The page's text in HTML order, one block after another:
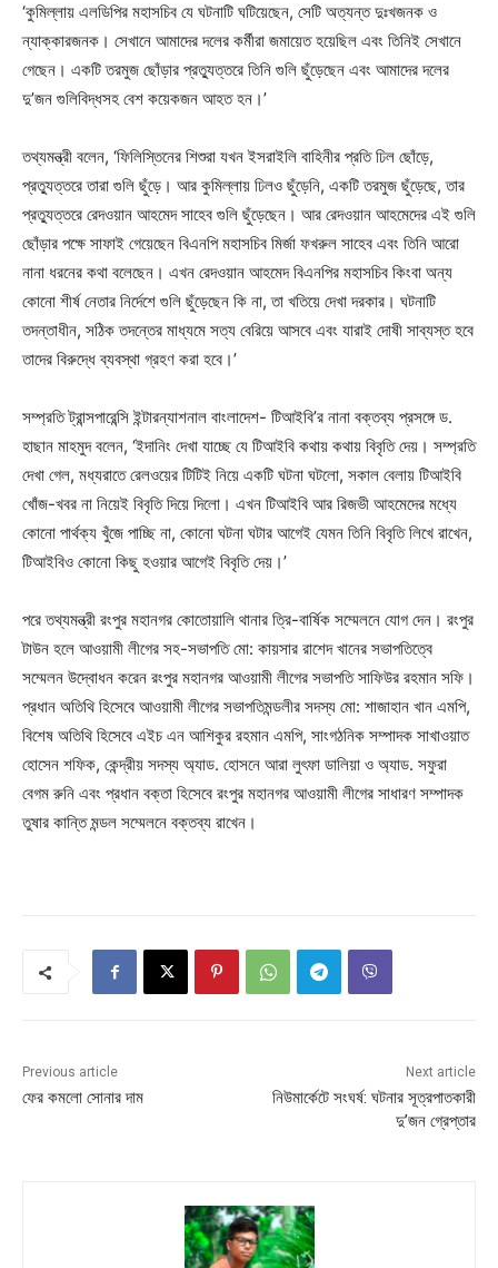
‘কুমিল্লায় এলডিপির মহাসচিব যে ঘটনাটি ঘটিয়েছেন, সেটি অত্যন্ত দুঃখজনক ও
ন্যাক্কারজনক। সেখানে আমাদের দলের কর্মীরা জমায়েত হয়েছিল এবং তিনিই সেখানে
গেছেন। একটি তরমুজ ছোঁড়ার প্রত্যুত্তরে তিনি গুলি ছুঁড়েছেন এবং আমাদের দলের
দু’জন গুলিবিদ্ধসহ বেশ কয়েকজন আহত হন।’
তথ্যমন্ত্রী বলেন, ‘ফিলিস্তিনের শিশুরা যখন ইসরাইলি বাহিনীর প্রতি ঢিল ছোঁড়ে,
প্রত্যুত্তরে তারা গুলি ছুঁড়ে। আর কুমিল্লায় ঢিলও ছুঁড়েনি, একটি তরমুজ ছুঁড়েছে, তার
প্রত্যুত্তরে রেদওয়ান আহমেদ সাহেব গুলি ছুঁড়েছেন। আর রেদওয়ান আহমেদের এই গুলি
ছোঁড়ার পক্ষে সাফাই গেয়েছেন বিএনপি মহাসচিব মির্জা ফখরুল সাহেব এবং তিনি আরো
নানা ধরনের কথা বলেছেন। এখন রেদওয়ান আহমেদ বিএনপির মহাসচিব কিংবা অন্য
কোনো শীর্ষ নেতার নির্দেশে গুলি ছুঁড়েছেন কি না, তা খতিয়ে দেখা দরকার। ঘটনাটি
তদন্তাধীন, সঠিক তদন্তের মাধ্যমে সত্য বেরিয়ে আসবে এবং যারাই দোষী সাব্যস্ত হবে
তাদের বিরুদ্ধে ব্যবস্থা গ্রহণ করা হবে।’
সম্প্রতি ট্রান্সপারেন্সি ইন্টারন্যাশনাল বাংলাদেশ- টিআইবি’র নানা বক্তব্য প্রসঙ্গে ড.
হাছান মাহমুদ বলেন, ‘ইদানিং দেখা যাচ্ছে যে টিআইবি কথায় কথায় বিবৃতি দেয়। সম্প্রতি
দেখা গেল, মধ্যরাতে রেলওয়ের টিটিই নিয়ে একটি ঘটনা ঘটলো, সকাল বেলায় টিআইবি
খোঁজ-খবর না নিয়েই বিবৃতি দিয়ে দিলো। এখন টিআইবি আর রিজভী আহমেদের মধ্যে
কোনো পার্থক্য খুঁজে পাচ্ছি না, কোনো ঘটনা ঘটার আগেই যেমন তিনি বিবৃতি লিখে রাখেন,
টিআইবিও কোনো কিছু হওয়ার আগেই বিবৃতি দেয়।’
পরে তথ্যমন্ত্রী রংপুর মহানগর কোতোয়ালি থানার ত্রি-বার্ষিক সম্মেলনে যোগ দেন। রংপুর
টাউন হলে আওয়ামী লীগের সহ-সভাপতি মো: কায়সার রাশেদ খানের সভাপতিত্বে
সম্মেলন উদ্বোধন করেন রংপুর মহানগর আওয়ামী লীগের সভাপতি সাফিউর রহমান সফি।
প্রধান অতিথি হিসেবে আওয়ামী লীগের সভাপতিমন্ডলীর সদস্য মো: শাজাহান খান এমপি,
বিশেষ অতিথি হিসেবে এইচ এন আশিকুর রহমান এমপি, সাংগঠনিক সম্পাদক সাখাওয়াত
হোসেন শফিক, কেন্দ্রীয় সদস্য অ্যাড. হোসনে আরা লুৎফা ডালিয়া ও অ্যাড. সফুরা
বেগম রুনি এবং প্রধান বক্তা হিসেবে রংপুর মহানগর আওয়ামী লীগের সাধারণ সম্পাদক
তুষার কান্তি মন্ডল সম্মেলনে বক্তব্য রাখেন।
Previous article
ফের কমলো সোনার দাম
Next article
নিউমার্কেটে সংঘর্ষ: ঘটনার সূত্রপাতকারী
দু’জন গ্রেপ্তার